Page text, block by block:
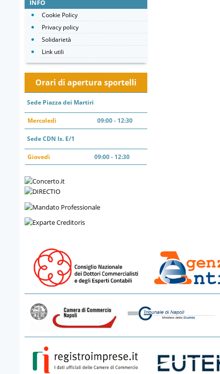
INFO
Cookie Policy
Privacy policy
Solidarietà
Link utili
Orari di apertura sportelli
Sede Piazza dei Martiri
Mercoledì 09:00 - 12:30
Sede CDN Is. E/1
Giovedì 09:00 - 12:30